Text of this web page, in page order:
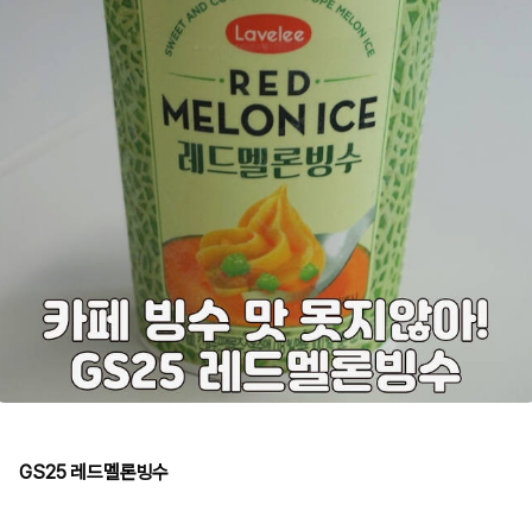
GS25 레드멜론빙수